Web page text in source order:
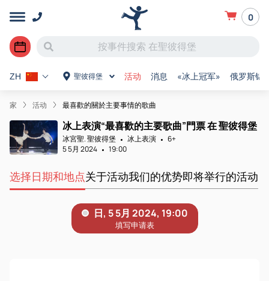
0
聖彼得堡 活动 消息 «冰上冠军» 俄罗斯锦
ZH
家 活动 最喜歡的關於主要事情的歌曲
冰上表演“最喜歡的主要歌曲”門票 在 聖彼得堡
冰宮聖. 聖彼得堡 冰上表演
6+
5 5月 2024
19:00
选择日期和地点关于活动我们的优势即将举行的活动